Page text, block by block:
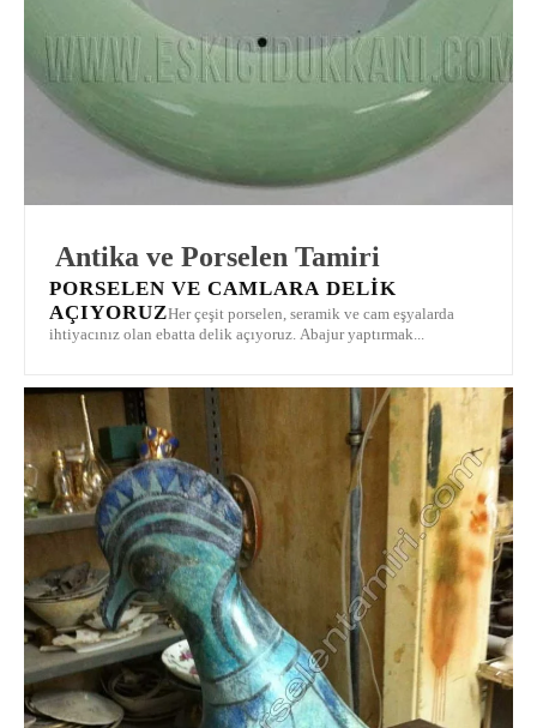
Antika ve Porselen Tamiri
PORSELEN VE CAMLARA DELIK
AÇIYORUZHer çeşit porselen, seramik ve cam eşyalarda
ihtiyacınız olan ebatta delik açıyoruz. Abajur yaptırmak...